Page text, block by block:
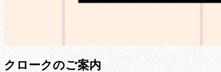
クロークのご案内